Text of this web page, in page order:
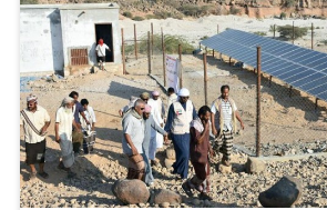
صالح قبالة منطقتي جيزان ونجران،
أن القوات السعودية قتلت خمسين
المصدر: البيان